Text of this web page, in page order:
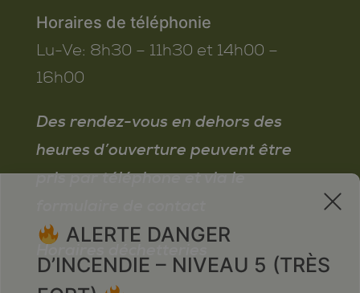
Horaires de téléphonie
Lu-Ve: 8h30 – 11h30 et 14h00 –
16h00
Des rendez-vous en dehors des
heures d’ouverture peuvent être
pris par téléphone et via le
Horaires déchetteries
x
ALERTE DANGER
D’INCENDIE – NIVEAU 5 (TRÈS